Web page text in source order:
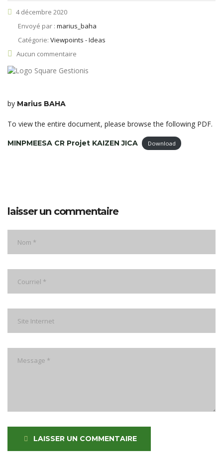
4 décembre 2020
Envoyé par : marius_baha
Catégorie: Viewpoints - Ideas
Aucun commentaire
by Marius BAHA
To view the entire document, please browse the following PDF.
MINPMEESA CR Projet KAIZEN JICA Download
laisser un commentaire
LAISSER UN COMMENTAIRE